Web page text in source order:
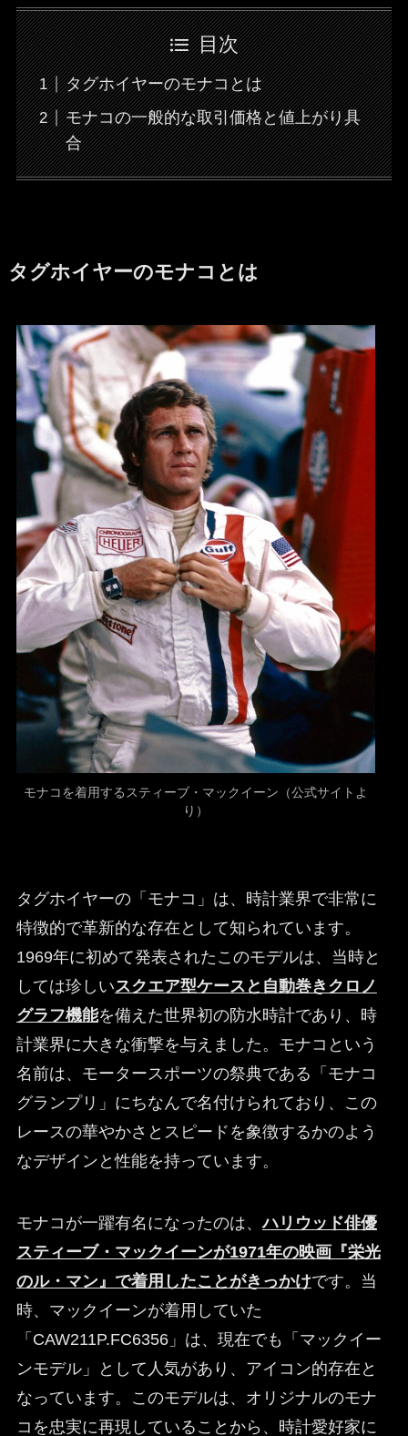
目次
タグホイヤーのモナコとは
モナコの一般的な取引価格と値上がり具
合
タグホイヤーのモナコとは
モナコを着用するスティーブ・マックイーン（公式サイトよ
り）
タグホイヤーの「モナコ」は、時計業界で非常に
特徴的で革新的な存在として知られています。
1969年に初めて発表されたこのモデルは、当時と
しては珍しいスクエア型ケースと自動巻きクロノ
グラフ機能を備えた世界初の防水時計であり、時
計業界に大きな衝撃を与えました。モナコという
名前は、モータースポーツの祭典である「モナコ
グランプリ」にちなんで名付けられており、この
レースの華やかさとスピードを象徴するかのよう
なデザインと性能を持っています。
モナコが一躍有名になったのは、ハリウッド俳優
スティーブ・マックイーンが1971年の映画『栄光
のル・マン』で着用したことがきっかけです。当
時、マックイーンが着用していた
「CAW211P.FC6356」は、現在でも「マックイー
ンモデル」として人気があり、アイコン的存在と
なっています。このモデルは、オリジナルのモナ
コを忠実に再現していることから、時計愛好家に